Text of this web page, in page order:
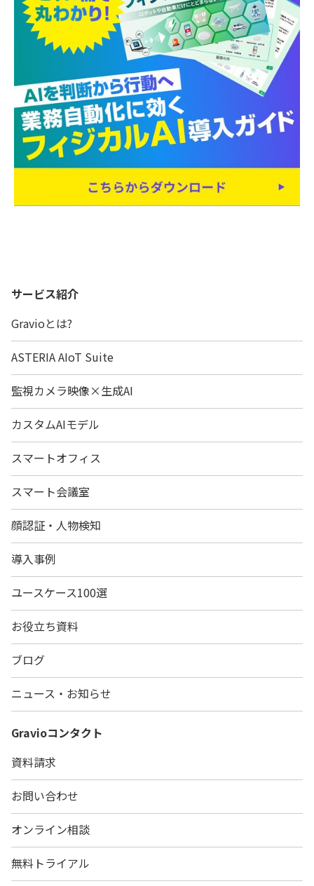
サービス紹介
Gravioとは?
ASTERIA AIoT Suite
監視カメラ映像×生成AI
カスタムAIモデル
スマートオフィス
スマート会議室
顔認証・人物検知
導入事例
ユースケース100選
お役立ち資料
ブログ
ニュース・お知らせ
Gravioコンタクト
資料請求
お問い合わせ
オンライン相談
無料トライアル